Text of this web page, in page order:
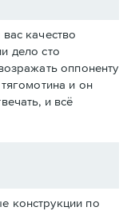
качество
дело сто
оппоненту
и он
и всё
конструкции по